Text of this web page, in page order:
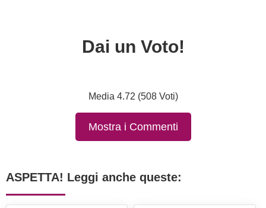
Dai un Voto!
Media 4.72 (508 Voti)
Mostra i Commenti
ASPETTA! Leggi anche queste: